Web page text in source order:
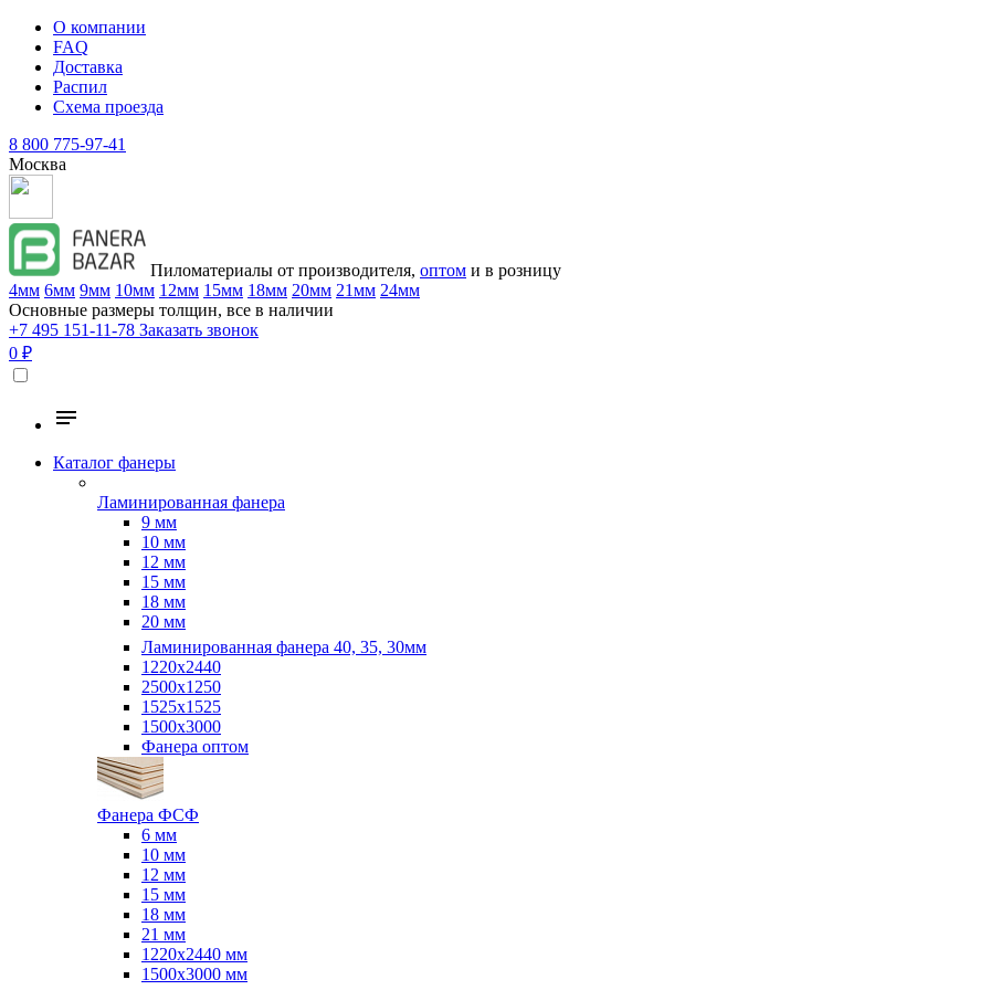
О компании
FAQ
Доставка
Распил
Схема проезда
8 800 775-97-41
Москва
Пиломатериалы от производителя, оптом и в розницу
4мм 6мм 9мм 10мм 12мм 15мм 18мм 20мм 21мм 24мм
Основные размеры толщин, все в наличии
+7 495 151-11-78 Заказать звонок
0 ₽
Каталог фанеры
Ламинированная фанера
9 мм
10 мм
12 мм
15 мм
18 мм
20 мм
Ламинированная фанера 40, 35, 30мм
1220x2440
2500x1250
1525x1525
1500x3000
Фанера оптом
Фанера ФСФ
6 мм
10 мм
12 мм
15 мм
18 мм
21 мм
1220х2440 мм
1500х3000 мм